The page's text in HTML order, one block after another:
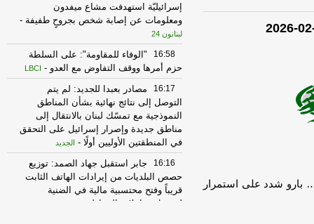
بارو شدد على استمرار
إسرائيليّة استهدفت مشاع ميفدون
ومعلومات عن إصابة شخص بجروحٍ طفيفة -
لبنانون 24
16:58
"الوفاء للمقاومة": على السلطة
حزم أمرها ووقف التفاوض مع العدو -
LBCI
16:17
مصادر بعبدا للجديد: لم يتم
التوصل إلى نتائج نهائية بشأن المناطق
النموذجية مع تمسّك لبنان بالانتقال إلى
مناطق جديدة وإصرار إسرائيل على التحقق
في المنطقتين الأوليين أولًا - الجديد
16:16
جابر استقبل جهاد الصمد: توزيع
حصص البلديات من إيرادات الهاتف الثابت
قريباً وفتح محتسبية مالية في الضنية
لتسهيل معاملات المواطنين